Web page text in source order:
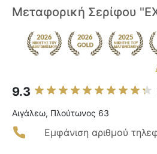
Μεταφορική Σερίφου
9.3
Αιγάλεω, Πλούτωνος 63
Εμφάνιση αριθμού